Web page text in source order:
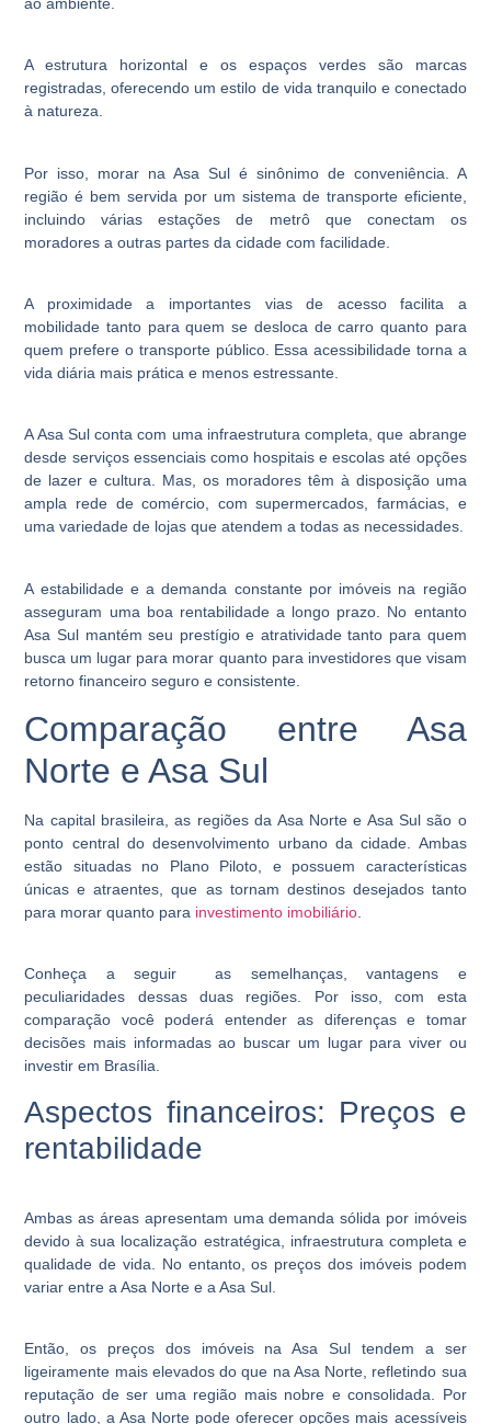
A estrutura horizontal e os espaços verdes são marcas
registradas, oferecendo um estilo de vida tranquilo e conectado
à natureza.
Por isso, morar na Asa Sul é sinônimo de conveniência. A
região é bem servida por um sistema de transporte eficiente,
incluindo várias estações de metrô que conectam os
moradores a outras partes da cidade com facilidade.
A proximidade a importantes vias de acesso facilita a
mobilidade tanto para quem se desloca de carro quanto para
quem prefere o transporte público. Essa acessibilidade torna a
vida diária mais prática e menos estressante.
A Asa Sul conta com uma infraestrutura completa, que abrange
desde serviços essenciais como hospitais e escolas até opções
de lazer e cultura. Mas, os moradores têm à disposição uma
ampla rede de comércio, com supermercados, farmácias, e
uma variedade de lojas que atendem a todas as necessidades.
A estabilidade e a demanda constante por imóveis na região
asseguram uma boa rentabilidade a longo prazo. No entanto
Asa Sul mantém seu prestígio e atratividade tanto para quem
busca um lugar para morar quanto para investidores que visam
retorno financeiro seguro e consistente.
Comparação entre Asa
Norte e Asa Sul
Na capital brasileira, as regiões da Asa Norte e Asa Sul são o
ponto central do desenvolvimento urbano da cidade. Ambas
estão situadas no Plano Piloto, e possuem características
únicas e atraentes, que as tornam destinos desejados tanto
para morar quanto para investimento imobiliário
Conheça a seguir as semelhanças, vantagens e
peculiaridades dessas duas regiões. Por isso, com esta
comparação você poderá entender as diferenças e tomar
decisões mais informadas ao buscar um lugar para viver ou
investir em Brasília.
Aspectos financeiros: Preços e
rentabilidade
Ambas as áreas apresentam uma demanda sólida por imóveis
devido à sua localização estratégica, infraestrutura completa e
qualidade de vida. No entanto, os preços dos imóveis podem
variar entre a Asa Norte e a Asa Sul.
Então, os preços dos imóveis na Asa Sul tendem a ser
ligeiramente mais elevados do que na Asa Norte, refletindo sua
reputação de ser uma região mais nobre e consolidada. Por
outro lado, a Asa Norte pode oferecer opções mais acessíveis